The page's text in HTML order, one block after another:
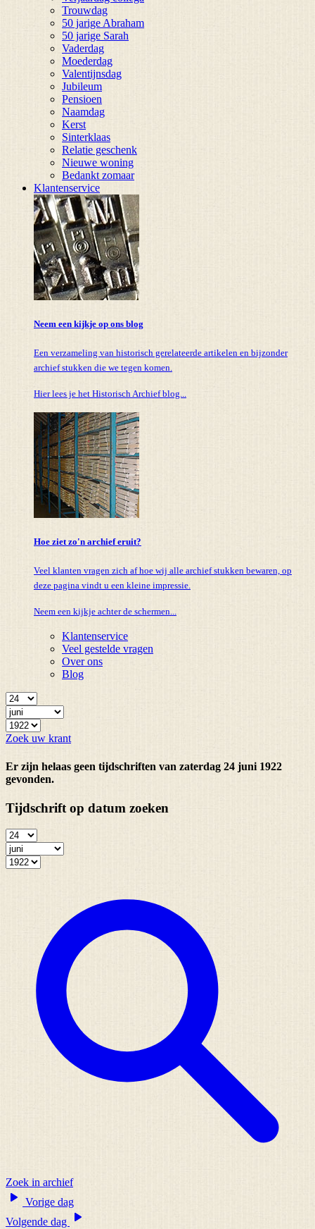
Trouwdag
50 jarige Abraham
50 jarige Sarah
Vaderdag
Moederdag
Valentijnsdag
Jubileum
Pensioen
Naamdag
Kerst
Sinterklaas
Relatie geschenk
Nieuwe woning
Bedankt zomaar
Klantenservice
Neem een kijkje op ons blog
Een verzameling van historisch gerelateerde artikelen en bijzonder
archief stukken die we tegen komen.
Hier lees je het Historisch Archief blog...
Hoe ziet zo'n archief eruit?
Veel klanten vragen zich af hoe wij alle archief stukken bewaren, op
deze pagina vindt u een kleine impressie.
Neem een kijkje achter de schermen...
Klantenservice
Veel gestelde vragen
Over ons
Blog
Zoek uw krant
Er zijn helaas geen tijdschriften van zaterdag 24 juni 1922
gevonden.
Tijdschrift op datum zoeken
Zoek in archief
Vorige dag
Volgende dag